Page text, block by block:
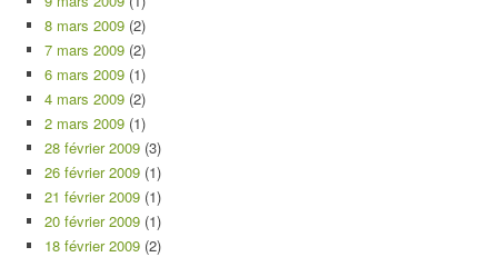
8 mars 2009 (2)
7 mars 2009 (2)
6 mars 2009 (1)
4 mars 2009 (2)
2 mars 2009 (1)
28 février 2009 (3)
26 février 2009 (1)
21 février 2009 (1)
20 février 2009 (1)
18 février 2009 (2)